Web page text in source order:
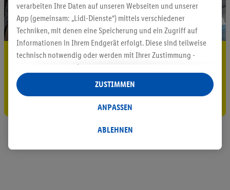
5.95 € Versand sparen³²ᵃ
Jetzt zum Newsletter anmelden
Gutschein sichern!
verarbeiten Ihre Daten auf unseren Webseiten und unserer
App (gemeinsam: „Lidl-Dienste“) mittels verschiedener
Techniken, mit denen eine Speicherung und ein Zugriff auf
Informationen in Ihrem Endgerät erfolgt. Diese sind teilweise
technisch notwendig oder werden mit Ihrer Zustimmung -
auch durch Partner (u.a.
Verantwortliche; im Zusammenhang mit dem IAB TCF
insgesamt
Statistik-Erstellung oder für personalisierte Werbung
Datenverarbeitungen für personalisierte Werbung werden
ABLEHNEN
ANPASSEN
ZUSTIMMEN